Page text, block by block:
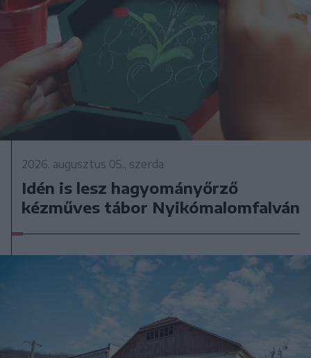
2026. augusztus 05., szerda
Idén is lesz hagyományőrző
kézműves tábor Nyikómalomfalván